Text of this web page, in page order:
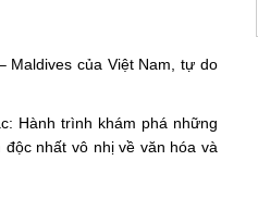
Maldives của Việt Nam, tự do
Hành trình khám phá những
nhất vô nhị về văn hóa và